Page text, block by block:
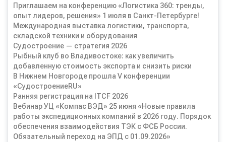
Приглашаем на конференцию «Логистика 360: тренды,
опыт лидеров, решения» 1 июля в Санкт-Петербурге!
Международная выставка логистики, транспорта,
складской техники и оборудования
Судостроение — стратегия 2026
Рыбный клуб во Владивостоке: как увеличить
добавленную стоимость экспорта и снизить риски
В Нижнем Новгороде прошла V конференции
«СудостроениеRU»
Ранняя регистрация на ITCF 2026
Вебинар УЦ «Компас ВЭД» 25 июня «Новые правила
работы экспедиционных компаний в 2026 году. Порядок
обеспечения взаимодействия ТЭК с ФСБ России.
Обязательный переход на ЭПД с 01.09.2026»